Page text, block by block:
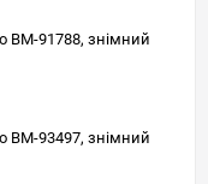
BM-91788, знімний
BM-93497, знімний